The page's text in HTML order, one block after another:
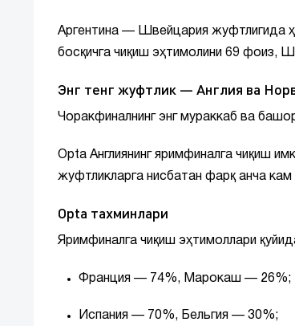
Аргентина — Швейцария жуфтлигида
босқичга чиқиш эҳтимолини 69 фоиз,
Энг тенг жуфтлик — Англия ва
Чоракфиналнинг энг мураккаб ва
Opta Англиянинг яримфиналга чиқиш
жуфтликларга нисбатан фарқ анча кам
Opta тахминлари
Яримфиналга чиқиш эҳтимоллари
Франция — 74%, Марокаш — 26%;
Испания — 70%, Бельгия — 30%;